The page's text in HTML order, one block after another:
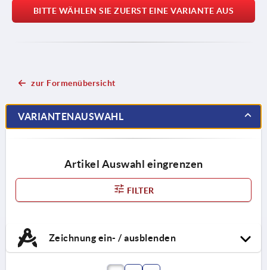
BITTE WÄHLEN SIE ZUERST EINE VARIANTE AUS
zur Formenübersicht
VARIANTENAUSWAHL
Artikel Auswahl eingrenzen
FILTER
Zeichnung ein- / ausblenden